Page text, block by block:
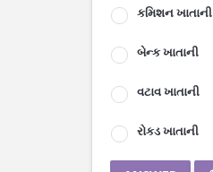
કમિશન ખાતાની
બેન્ક ખાતાની
વટાવ ખાતાની
રોકડ ખાતાની